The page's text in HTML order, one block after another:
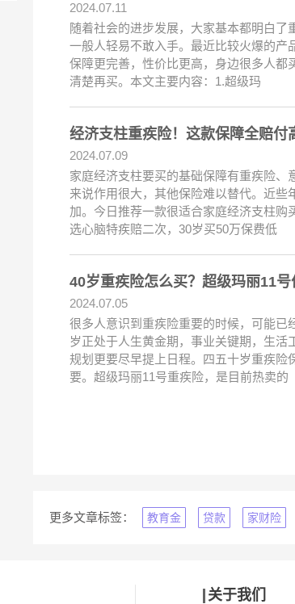
2024.07.11
随着社会的进步发展，大家基本都明白了
一般人轻易不敢入手。最近比较火爆的产
保障更完善，性价比更高，身边很多人
清楚再买。本文主要内容：1.超级玛
经济支柱重疾险！这款保障全赔
2024.07.09
家庭经济支柱要买的基础保障有重疾险
来说作用很大，其他保险难以替代。近
加。今日推荐一款很适合家庭经济支柱
选心脑特疾赔二次，30岁买50万保费低
40岁重疾险怎么买？超级玛丽11
2024.07.05
很多人意识到重疾险重要的时候，可能
岁正处于人生黄金期，事业关键期，生
规划更要尽早提上日程。四五十岁重疾险
要。超级玛丽11号重疾险，是目前热卖的
更多文章标签： 教育金 贷款 家财险
关于我们